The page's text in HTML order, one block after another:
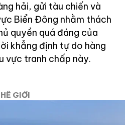
hải, gửi tàu chiến và
Biển Đông nhằm thách
quyền quá đáng của
khẳng định tự do hàng
vực tranh chấp này.
GIỚI